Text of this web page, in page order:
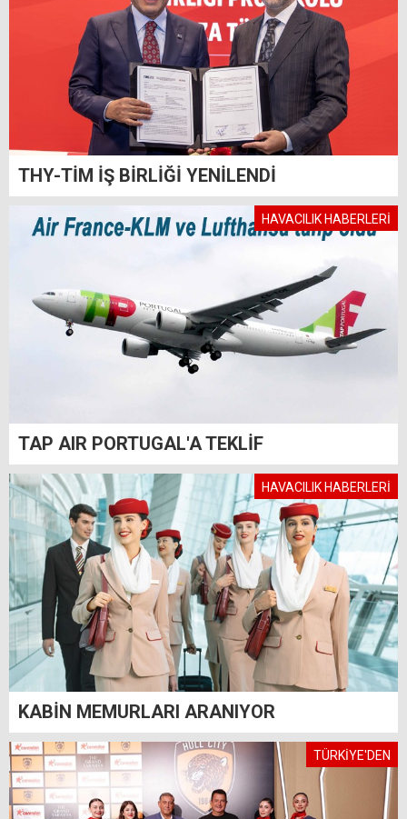
THY-TİM İŞ BİRLİĞİ YENİLENDİ
HAVACILIK HABERLERİ
TAP AIR PORTUGAL'A TEKLİF
HAVACILIK HABERLERİ
KABİN MEMURLARI ARANIYOR
TÜRKİYE'DEN